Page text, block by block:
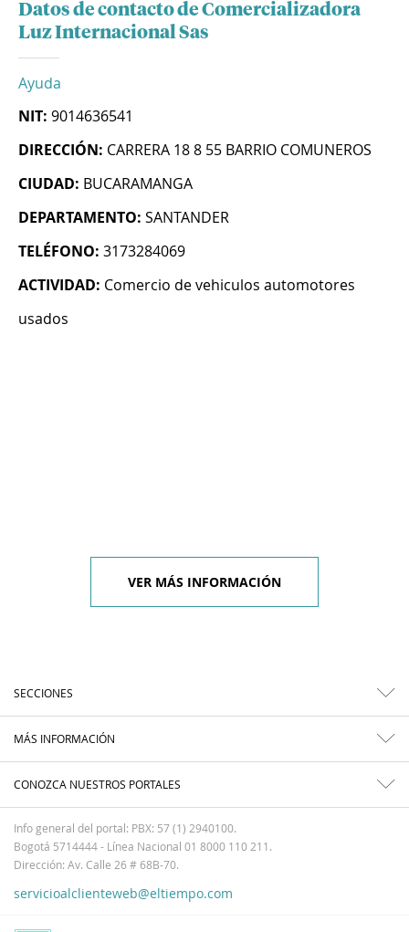
Datos de contacto de Comercializadora
Luz Internacional Sas
Ayuda
NIT: 9014636541
DIRECCIÓN: CARRERA 18 8 55 BARRIO COMUNEROS
CIUDAD: BUCARAMANGA
DEPARTAMENTO: SANTANDER
TELÉFONO: 3173284069
ACTIVIDAD: Comercio de vehiculos automotores
usados
VER MÁS INFORMACIÓN
SECCIONES
MÁS INFORMACIÓN
CONOZCA NUESTROS PORTALES
Info general del portal: PBX: 57 (1) 2940100.
Bogotá 5714444 - Línea Nacional 01 8000 110 211.
Dirección: Av. Calle 26 # 68B-70.
servicioalclienteweb@eltiempo.com